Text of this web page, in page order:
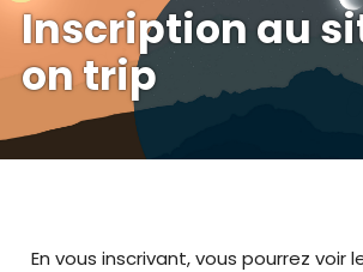
Inscription au
on trip
En vous inscrivant, vous pourrez voir